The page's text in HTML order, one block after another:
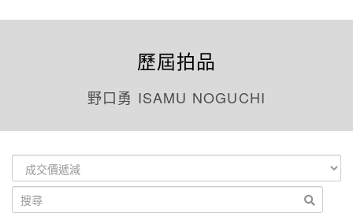
歷屆拍品
野口勇 ISAMU NOGUCHI